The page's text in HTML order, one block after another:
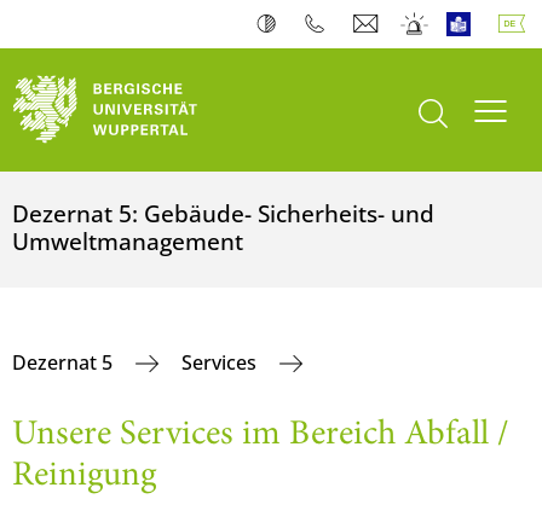
Suche öffnen
Dezernat 5: Gebäude- Sicherheits- und
Umweltmanagement
Dezernat 5 Services
Unsere Services im Bereich Abfall /
Reinigung